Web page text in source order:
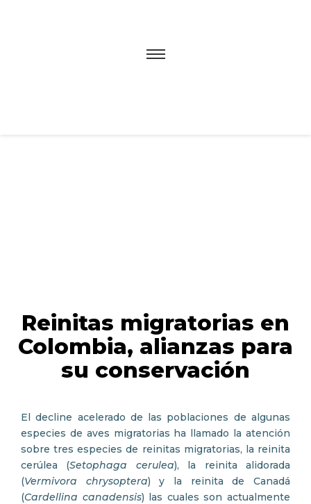
Reinitas migratorias en
Colombia, alianzas para
su conservación
El decline acelerado de las poblaciones de algunas
especies de aves migratorias ha llamado la atención
sobre tres especies de reinitas migratorias, la reinita
cerúlea (Setophaga cerulea), la reinita alidorada
(Vermivora chrysoptera) y la reinita de Canadá
(Cardellina canadensis) las cuales son actualmente